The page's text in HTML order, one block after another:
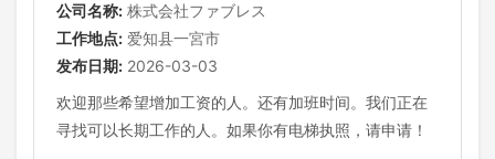
公司名称: 株式会社ファブレス
工作地点: 爱知县一宮市
发布日期: 2026-03-03
欢迎那些希望增加工资的人。还有加班时间。我们正在
寻找可以长期工作的人。如果你有电梯执照，请申请！